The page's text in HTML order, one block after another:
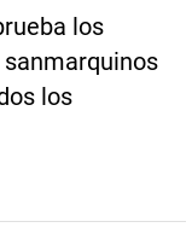
los
los